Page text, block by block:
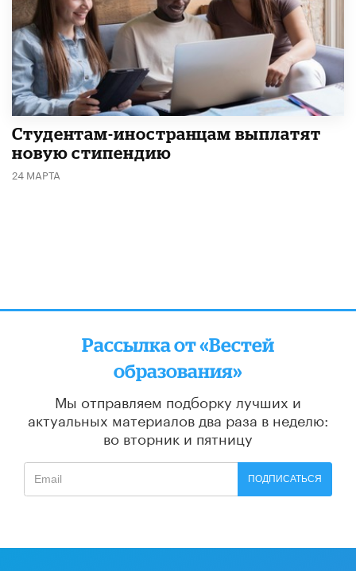
Студентам-иностранцам выплатят
новую стипендию
24 МАРТА
Рассылка от «Вестей
образования»
Мы отправляем подборку лучших и
актуальных материалов два раза в неделю:
во вторник и пятницу
ПОДПИСАТЬСЯ